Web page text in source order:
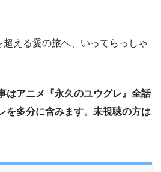
える愛の旅へ、いってらっしゃ
はアニメ『永久のユウグレ』全話
を多分に含みます。未視聴の方は